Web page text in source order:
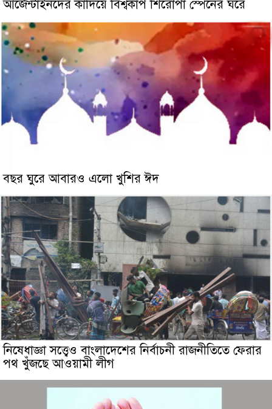
আর্জেন্টাইনদের কাঁদিয়ে বিশ্বকাপ শিরোপা স্পেনের ঘরে
বছর ঘুরে আবারও এলো খুশির ঈদ
নিষেধাজ্ঞা সত্ত্বেও বাংলাদেশের নির্বাচনী রাজনীতিতে ফেরার
পথ খুঁজছে আওয়ামী লীগ